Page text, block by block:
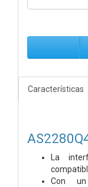
Características
La
Con un